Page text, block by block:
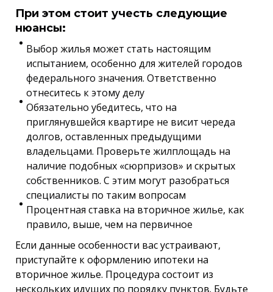
При этом стоит учесть следующие
нюансы:
Выбор жилья может стать настоящим
испытанием, особенно для жителей городов
федерального значения. Ответственно
отнеситесь к этому делу
Обязательно убедитесь, что на
приглянувшейся квартире не висит череда
долгов, оставленных предыдущими
владельцами. Проверьте жилплощадь на
наличие подобных «сюрпризов» и скрытых
собственников. С этим могут разобраться
специалисты по таким вопросам
Процентная ставка на вторичное жилье, как
правило, выше, чем на первичное
Если данные особенности вас устраивают,
приступайте к оформлению ипотеки на
вторичное жилье. Процедура состоит из
нескольких идущих по порядку пунктов. Будьте